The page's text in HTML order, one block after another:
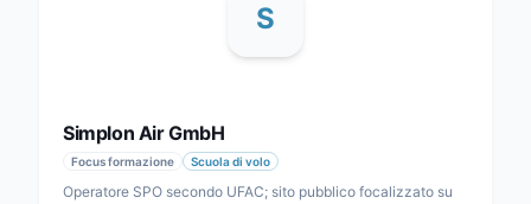
S
Simplon Air GmbH
Focus formazione Scuola di volo
Operatore SPO secondo UFAC; sito pubblico focalizzato su